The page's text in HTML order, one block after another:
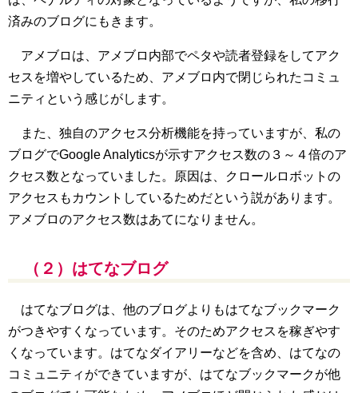
済みのブログにもきます。
アメブロは、アメブロ内部でペタや読者登録をしてアク
セスを増やしているため、アメブロ内で閉じられたコミュ
ニティという感じがします。
また、独自のアクセス分析機能を持っていますが、私の
ブログでGoogle Analyticsが示すアクセス数の３～４倍のア
クセス数となっていました。原因は、クロールロボットの
アクセスもカウントしているためだという説があります。
アメブロのアクセス数はあてになりません。
（２）はてなブログ
はてなブログは、他のブログよりもはてなブックマーク
がつきやすくなっています。そのためアクセスを稼ぎやす
くなっています。はてなダイアリーなどを含め、はてなの
コミュニティができていますが、はてなブックマークが他